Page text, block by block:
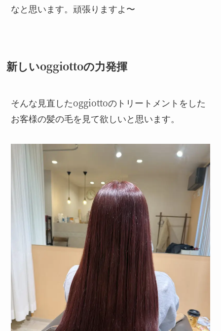
なと思います。頑張りますよ〜
新しいoggiottoの力発揮
そんな見直したoggiottoのトリートメントをした
お客様の髪の毛を見て欲しいと思います。